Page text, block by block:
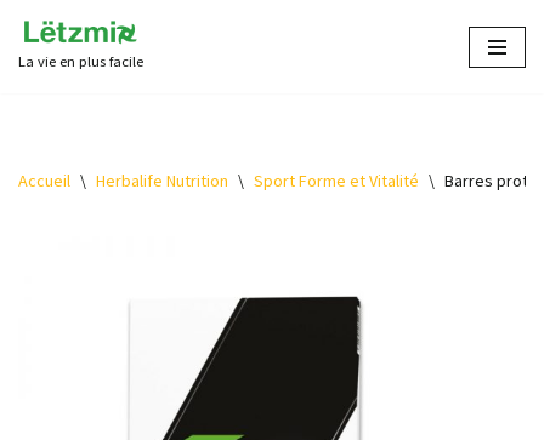
Aller
La vie en plus facile
Accueil \ Herbalife Nutrition \ Sport Forme et Vitalité \ Barres